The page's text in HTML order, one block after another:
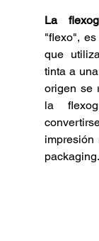
La
"flexo",
que
tinta a
origen se
la
packaging.